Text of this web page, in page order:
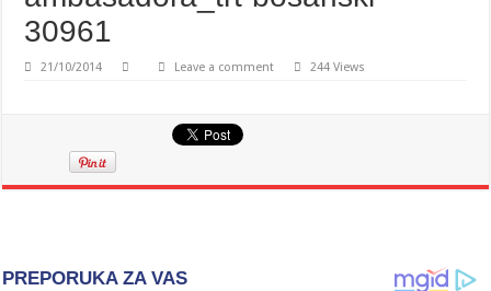
30961
21/10/2014 Leave a comment 244 Views